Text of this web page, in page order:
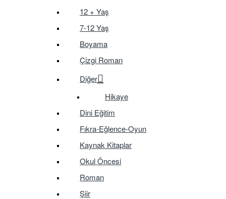
12 + Yaş
7-12 Yaş
Boyama
Çizgi Roman
Diğer
Hikaye
Dini Eğitim
Fıkra-Eğlence-Oyun
Kaynak Kitaplar
Okul Öncesi
Roman
Şiir